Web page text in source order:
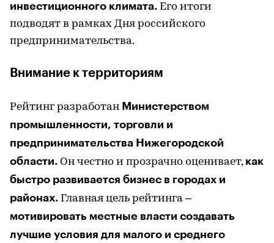
инвестиционного климата. Его итоги
подводят в рамках Дня российского
предпринимательства.
Внимание к территориям
Рейтинг разработан Министерством
промышленности, торговли и
предпринимательства Нижегородской
области. Он честно и прозрачно оценивает, как
быстро развивается бизнес в городах и
районах. Главная цель рейтинга –
мотивировать местные власти создавать
лучшие условия для малого и среднего